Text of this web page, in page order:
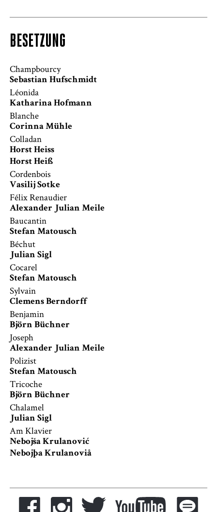
BESETZUNG
Champbourcy
Sebastian Hufschmidt
Léonida
Katharina Hofmann
Blanche
Corinna Mühle
Colladan
Horst Heiss
Horst Heiß
Cordenbois
Vasilij Sotke
Félix Renaudier
Alexander Julian Meile
Baucantin
Stefan Matousch
Béchut
Julian Sigl
Cocarel
Stefan Matousch
Sylvain
Clemens Berndorff
Benjamin
Björn Büchner
Joseph
Alexander Julian Meile
Polizist
Stefan Matousch
Tricoche
Björn Büchner
Chalamel
Julian Sigl
Am Klavier
Nebojša Krulanović
Nebojþa Krulanoviå